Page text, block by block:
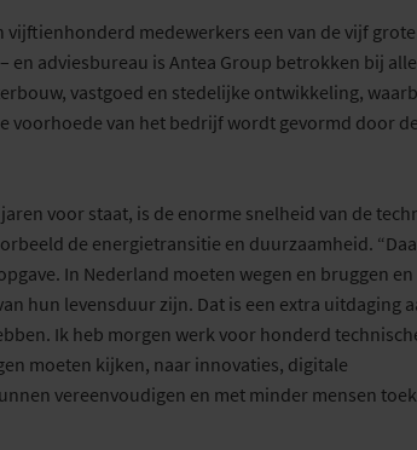
vijftienhonderd medewerkers een van de vijf
– en adviesbureau is Antea Group betrokken bij
vastgoed en stedelijke ontwikkeling,
voorhoede van het bedrijf wordt gevormd door
voor staat, is de enorme snelheid van de
de energietransitie en duurzaamheid. “
. In Nederland moeten wegen en bruggen
hun levensduur zijn. Dat is een extra uitdaging
Ik heb morgen werk voor honderd
moeten kijken, naar innovaties, digitale
vereenvoudigen en met minder mensen